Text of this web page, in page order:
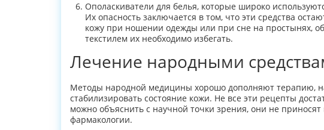
Ополаскиватели для белья, которые широко
Их опасность заключается в том, что эти средства
кожу при ношении одежды или при сне на простынях,
текстилем их необходимо избегать.
Лечение народными
Методы народной медицины хорошо дополняют терапию,
стабилизировать состояние кожи. Не все эти рецепты
можно объяснить с научной точки зрения, они не
фармакологии.